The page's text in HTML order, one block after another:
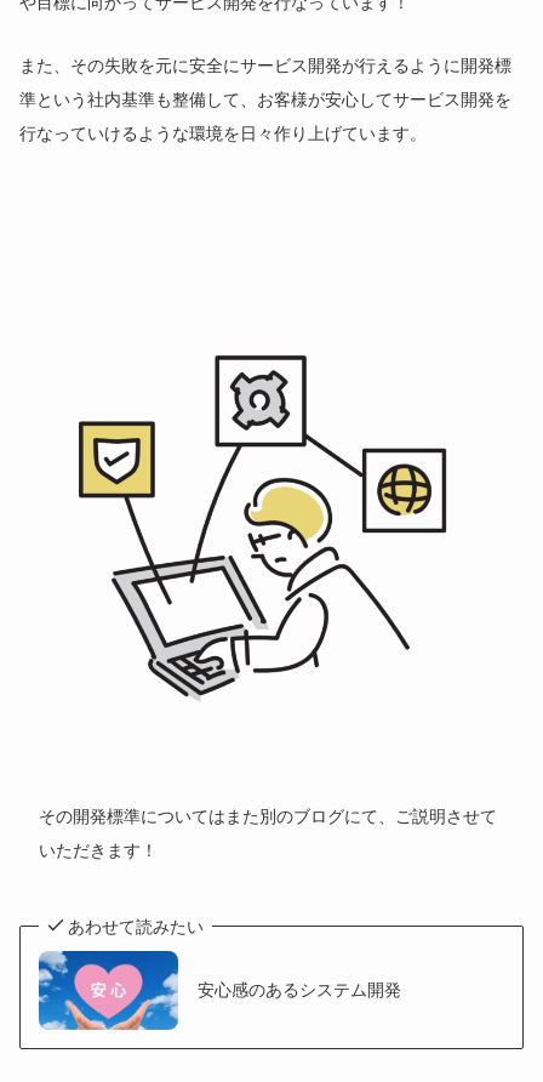
また、その失敗を元に安全にサービス開発が行えるように開発標
準という社内基準も整備して、お客様が安心してサービス開発を
行なっていけるような環境を日々作り上げています。
その開発標準についてはまた別のブログにて、ご説明させて
いただきます！
あわせて読みたい
安心感のあるシステム開発